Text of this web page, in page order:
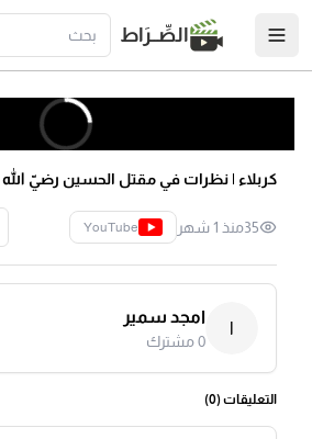
الصِّــرَاط
كربلاء | نظرات في مقتل الحسين رضيّ
35منذ 1 شهر YouTube
ا
امجد سمير
0مشترك
التعليقات (0
)